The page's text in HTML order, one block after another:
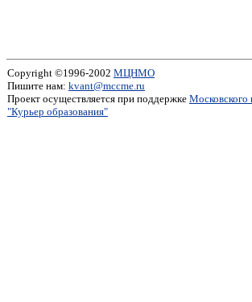
Copyright ©1996-2002 МЦНМО
Пишите нам: kvant@mccme.ru
Проект осуществляется при поддержке Московского
"Курьер образования"